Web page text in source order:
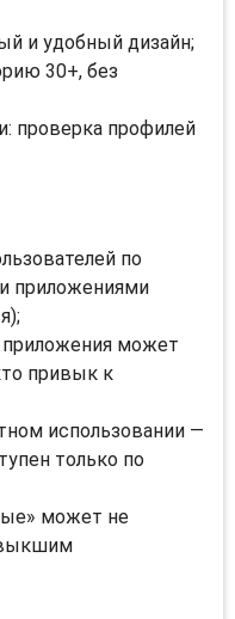
и удобный дизайн;
30+, без
проверка профилей
по
приложениями
приложения может
привык к
использовании —
только по
может не